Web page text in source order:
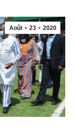
Août 23 2020